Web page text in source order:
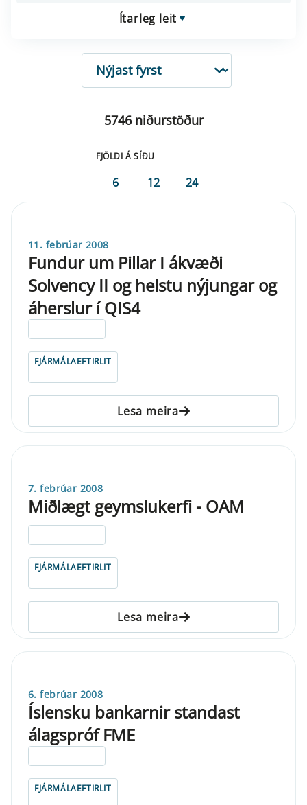
Ítarleg leit
RÖÐUN
5746 niðurstöður
FJÖLDI Á SÍÐU
6 12 24
11. febrúar 2008
Fundur um Pillar I ákvæði
Solvency II og helstu nýjungar og
áherslur í QIS4
FJÁRMÁLAEFTIRLIT
Lesa meira
7. febrúar 2008
Miðlægt geymslukerfi - OAM
FJÁRMÁLAEFTIRLIT
Lesa meira
6. febrúar 2008
Íslensku bankarnir standast
álagspróf FME
FJÁRMÁLAEFTIRLIT